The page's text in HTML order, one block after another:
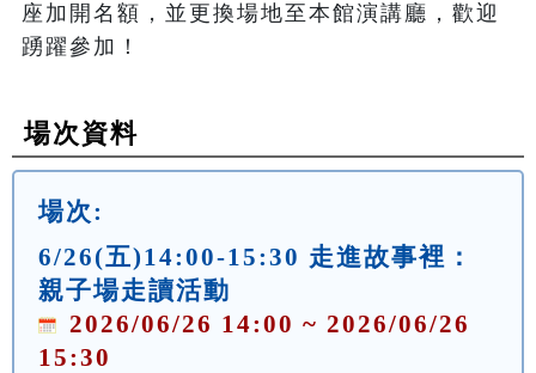
座加開名額，並更換場地至本館演講廳，歡迎
踴躍參加！
場次資料
場次:
6/26(五)14:00-15:30 走進故事裡：
親子場走讀活動
2026/06/26 14:00 ~ 2026/06/26
15:30